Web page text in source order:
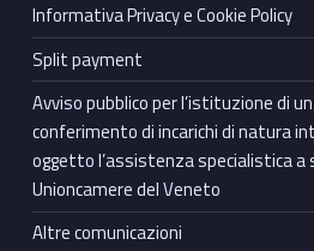
Informativa Privacy e Cookie Policy
Split payment
Avviso pubblico per l’istituzione di
conferimento di incarichi di natura
oggetto l’assistenza specialistica
Unioncamere del Veneto
Altre comunicazioni